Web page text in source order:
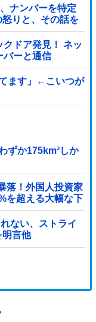
ナンバーを特定
りと、その話を
ったBの神経が
クドア発見！ ネッ
バーと通信
ます」←こいつが
ずか175km²しか
落！外国人投資家
を超える大幅な下
ない、ストライ
明言他